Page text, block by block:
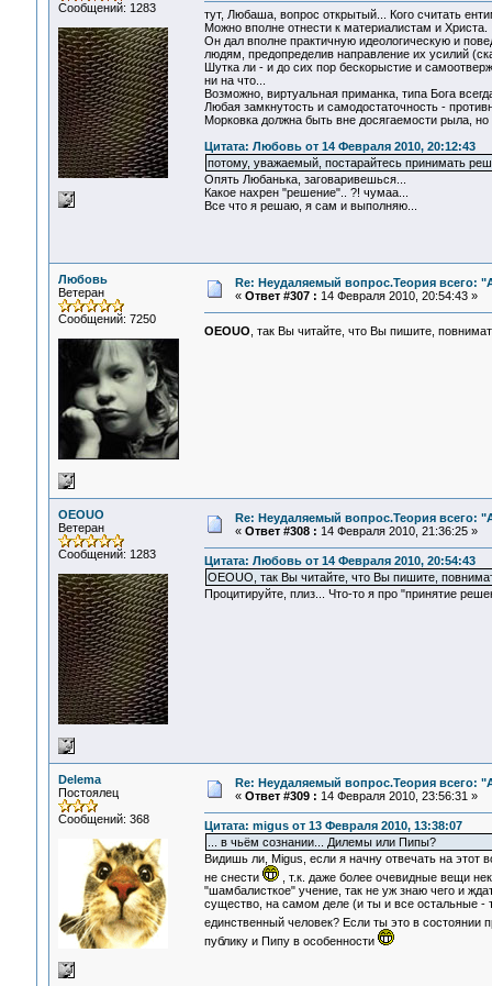
Сообщений: 1283
тут, Любаша, вопрос открытый... Кого считать
Можно вполне отнести к материалистам и Христа.
Он дал вполне практичную идеологическую и
людям, предопределив направление их усилий
Шутка ли - и до сих пор бескорыстие и
ни на что...
Возможно, виртуальная приманка, типа Бога
Любая замкнутость и самодостаточность -
Морковка должна быть вне досягаемости рыла,
Цитата: Любовь от 14 Февраля 2010, 20:12:43
потому, уважаемый, постарайтесь принимать
Опять Любанька, заговаривешься...
Какое нахрен "решение".. ?! чумаа...
Все что я решаю, я сам и выполняю...
Любовь
Ветеран
Сообщений: 7250
Re: Неудаляемый вопрос.Теория всего:
« Ответ #307 : 14 Февраля 2010, 20:54:43 »
OEOUO , так Вы читайте, что Вы пишите,
OEOUO
Ветеран
Сообщений: 1283
Re: Неудаляемый вопрос.Теория всего:
« Ответ #308 : 14 Февраля 2010, 21:36:25 »
Цитата: Любовь от 14 Февраля 2010, 20:54:43
OEOUO, так Вы читайте, что Вы пишите,
Процитируйте, плиз... Что-то я про "принятие
Delema
Постоялец
Сообщений: 368
Re: Неудаляемый вопрос.Теория всего:
« Ответ #309 : 14 Февраля 2010, 23:56:31 »
Цитата: migus от 13 Февраля 2010, 13:38:07
... в чьём сознании... Дилемы или Пипы?
Видишь ли, Migus, если я начну отвечать на этот
не снести
, т.к. даже более очевидные вещи
"шамбалисткое" учение, так не уж знаю чего и
существо, на самом деле (и ты и все остальные -
единственный человек? Если ты это в состоянии
публику и Пипу в особенности